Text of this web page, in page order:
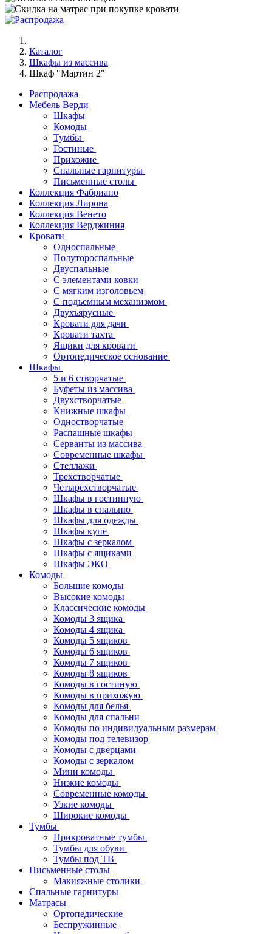
Каталог
Шкафы из массива
Шкаф "Мартин 2"
Распродажа
Мебель Верди
Шкафы
Комоды
Тумбы
Гостиные
Прихожие
Спальные гарнитуры
Письменные столы
Коллекция Фабриано
Коллекция Лирона
Коллекция Венето
Коллекция Верджиния
Кровати
Односпальные
Полутороспальные
Двуспальные
С элементами ковки
С мягким изголовьем
С подъемным механизмом
Двухъярусные
Кровати для дачи
Кровати тахта
Ящики для кровати
Ортопедическое основание
Шкафы
5 и 6 створчатые
Буфеты из массива
Двухстворчатые
Книжные шкафы
Одностворчатые
Распашные шкафы
Серванты из массива
Современные шкафы
Стеллажи
Трехстворчатые
Четырёхстворчатые
Шкафы в гостинную
Шкафы в спальню
Шкафы для одежды
Шкафы купе
Шкафы с зеркалом
Шкафы с ящиками
Шкафы ЭКО
Комоды
Большие комоды
Высокие комоды
Классические комоды
Комоды 3 ящика
Комоды 4 ящика
Комоды 5 ящиков
Комоды 6 ящиков
Комоды 7 ящиков
Комоды 8 ящиков
Комоды в гостиную
Комоды в прихожую
Комоды для белья
Комоды для спальни
Комоды по индивидуальным размерам
Комоды под телевизор
Комоды с дверцами
Комоды с зеркалом
Мини комоды
Низкие комоды
Современные комоды
Узкие комоды
Широкие комоды
Тумбы
Прикроватные тумбы
Тумбы для обуви
Тумбы под ТВ
Письменные столы
Макияжные столики
Спальные гарнитуры
Матрасы
Ортопедические
Беспружинные